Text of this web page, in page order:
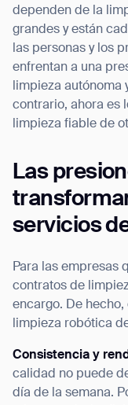
dependen de la
grandes y están
las personas y los
enfrentan a una
limpieza autónoma
contrario, ahora es
limpieza fiable de
Las
servicios
Para las empresas
contratos de
encargo. De
limpieza robótica
Consistencia y
calidad no puede
día de la semana.
I agree to receive
can unsubscribe at
By clicking “Submit”, I